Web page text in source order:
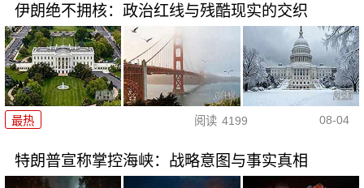
伊朗绝不拥核：政治红线与残酷现实的交织
最热 阅读 4199 08-04
特朗普宣称掌控海峡：战略意图与事实真相